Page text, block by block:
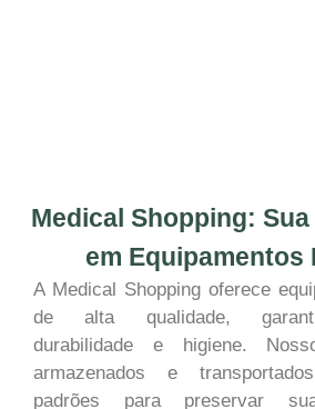
Medical Shopping:
em Equipamentos
A Medical Shopping oferece
de alta qualidade,
durabilidade e higiene.
armazenados e
padrões para preservar